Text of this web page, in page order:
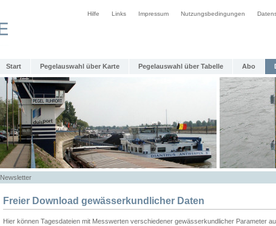
Hilfe Links Impressum Nutzungsbedingungen
Start Pegelauswahl über Karte Pegelauswahl über Tabelle Abo
Newsletter
Freier Download gewässerkundlicher Daten
Hier können Tagesdateien mit Messwerten verschiedener gewässerkundlicher Parameter